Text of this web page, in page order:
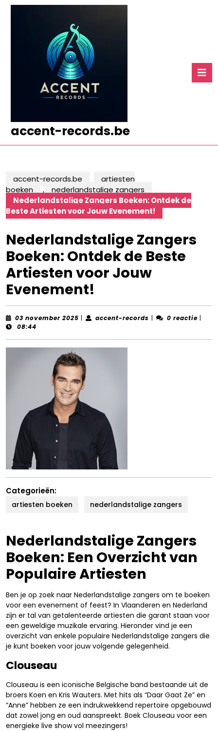
accent-records.be
accent-records.be
artiesten
boeken
,
nederlandstalige zangers
Nederlandstalige Zangers Boeken: Ontdek de
Beste Artiesten voor Jouw Evenement!
Nederlandstalige Zangers
Boeken: Ontdek de Beste
Artiesten voor Jouw
Evenement!
03 november 2025 03
| accent-records accent-
| 0 reactie |
08:44
Categorieën:
artiesten boeken nederlandstalige zangers
Nederlandstalige Zangers
Boeken: Een Overzicht van
Populaire Artiesten
Ben je op zoek naar Nederlandstalige zangers om te boeken
voor een evenement of feest? In Vlaanderen en Nederland
zijn er tal van getalenteerde artiesten die garant staan voor
een geweldige muzikale ervaring. Hieronder vind je een
overzicht van enkele populaire Nederlandstalige zangers die
je kunt boeken voor jouw volgende gelegenheid.
Clouseau
Clouseau is een iconische Belgische band bestaande uit de
broers Koen en Kris Wauters. Met hits als “Daar Gaat Ze” en
“Anne” hebben ze een indrukwekkend repertoire opgebouwd
dat zowel jong en oud aanspreekt. Boek Clouseau voor een
energieke live show vol meezingers!